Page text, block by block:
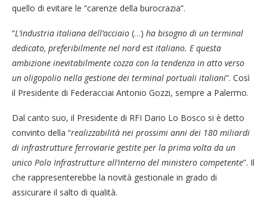
quello di evitare le “carenze della burocrazia”.
“L’industria italiana dell’acciaio (…) ha bisogno di un terminal
dedicato, preferibilmente nel nord est italiano. E questa
ambizione inevitabilmente cozza con la tendenza in atto verso
un oligopolio nella gestione dei terminal portuali italiani”. Così
il Presidente di Federacciai Antonio Gozzi, sempre a Palermo.
Dal canto suo, il Presidente di RFI Dario Lo Bosco si è detto
convinto della “realizzabilità nei prossimi anni dei 180 miliardi
di infrastrutture ferroviarie gestite per la prima volta da un
unico Polo Infrastrutture all’interno del ministero competente”. Il
che rappresenterebbe la novità gestionale in grado di
assicurare il salto di qualità.